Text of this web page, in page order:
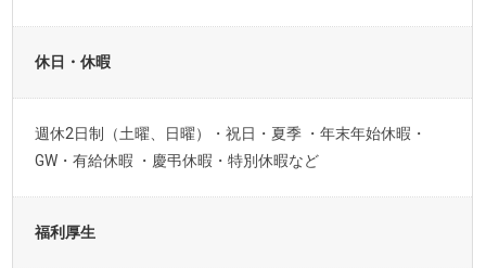
休日・休暇
週休2日制（土曜、日曜）・祝日・夏季 ・年末年始休暇・
GW・有給休暇 ・慶弔休暇・特別休暇など
福利厚生